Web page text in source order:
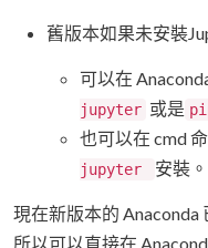
舊版本如果未安裝
可以在
jupyter 或是
也可以在 cmd
jupyter
安裝。
現在新版本的 Anaconda
所以可以直接在